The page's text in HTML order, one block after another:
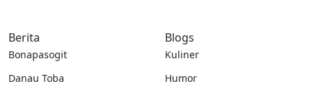
Berita
Bonapasogit
Danau Toba
Blogs
Kuliner
Humor